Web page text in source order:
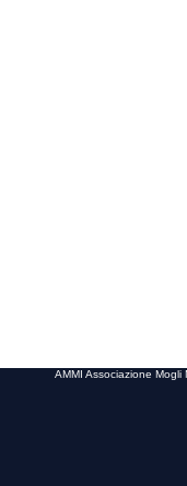
AMMI Associazione